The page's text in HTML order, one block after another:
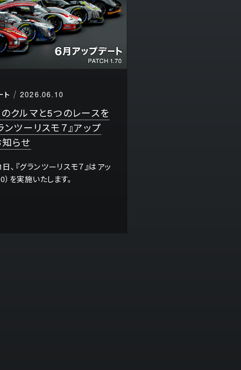
ト 2026.06.10
クルマと5つのレースを
ンツーリスモ７』アップ
らせ
、『グランツーリスモ７』はアッ
を実施いたします。